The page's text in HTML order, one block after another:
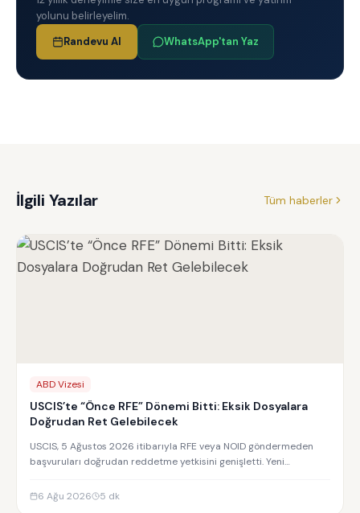
yolunu belirleyelim.
Randevu Al
WhatsApp'tan Yaz
İlgili Yazılar Tüm haberler
ABD Vizesi
USCIS’te “Önce RFE” Dönemi Bitti: Eksik Dosyalara
Doğrudan Ret Gelebilecek
USCIS, 5 Ağustos 2026 itibarıyla RFE veya NOID göndermeden
başvuruları doğrudan reddetme yetkisini genişletti. Yeni
6 Ağu 2026
5 dk